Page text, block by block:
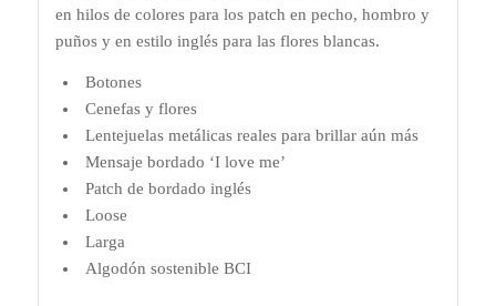
en hilos de colores para los patch en pecho, hombro y
puños y en estilo inglés para las flores blancas.
Botones
Cenefas y flores
Lentejuelas metálicas reales para brillar aún más
Mensaje bordado ‘I love me’
Patch de bordado inglés
Loose
Larga
Algodón sostenible BCI